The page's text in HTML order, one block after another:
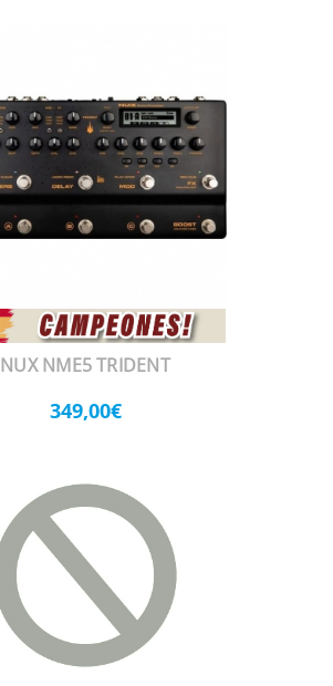
NUX NME5 TRIDENT
349,00€